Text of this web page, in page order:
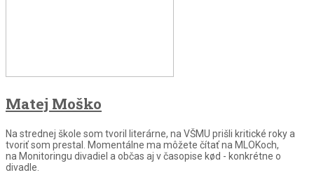
Matej Moško
Na strednej škole som tvoril literárne, na VŠMU prišli kritické roky a
tvoriť som prestal. Momentálne ma môžete čítať na MLOKoch,
na Monitoringu divadiel a občas aj v časopise kød - konkrétne o
divadle.